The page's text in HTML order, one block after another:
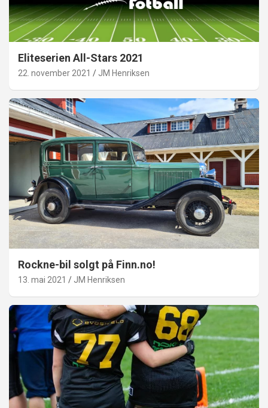
Eliteserien All-Stars 2021
22. november 2021 JM Henriksen
Rockne-bil solgt på Finn.no!
13. mai 2021 JM Henriksen